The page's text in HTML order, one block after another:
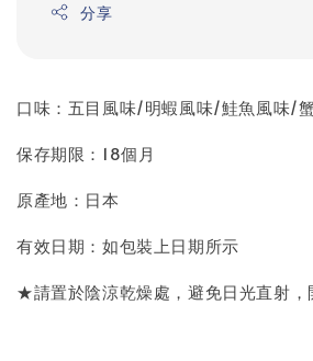
分享
口味：五目風味/明蝦風味/鮭魚風味/
保存期限：18個月
原產地：日本
有效日期：如包裝上日期所示
★請置於陰涼乾燥處，避免日光直射，